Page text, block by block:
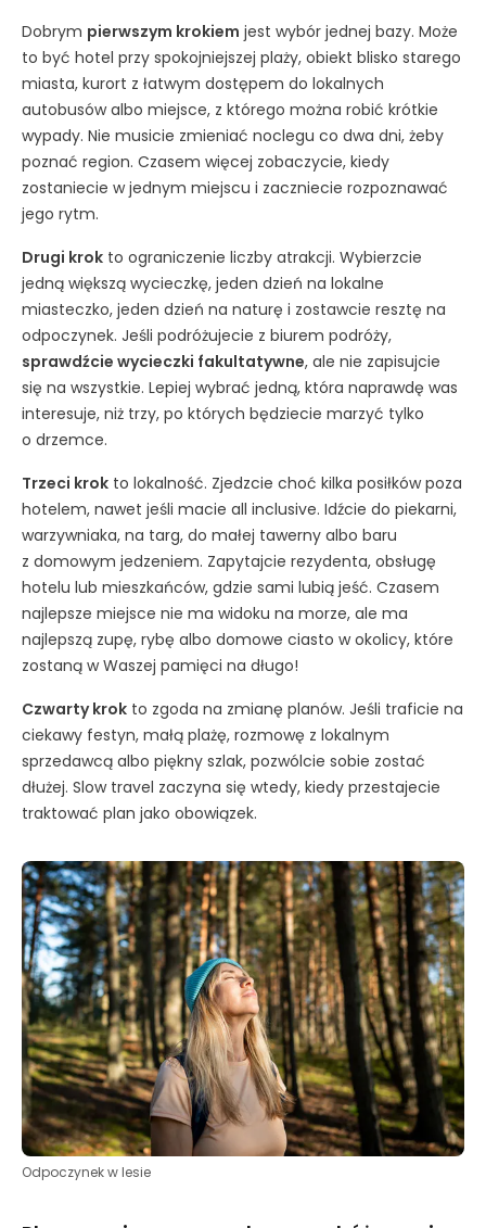
Dobrym pierwszym krokiem jest wybór jednej bazy. Może
to być hotel przy spokojniejszej plaży, obiekt blisko starego
miasta, kurort z łatwym dostępem do lokalnych
autobusów albo miejsce, z którego można robić krótkie
wypady. Nie musicie zmieniać noclegu co dwa dni, żeby
poznać region. Czasem więcej zobaczycie, kiedy
zostaniecie w jednym miejscu i zaczniecie rozpoznawać
jego rytm.
Drugi krok to ograniczenie liczby atrakcji. Wybierzcie
jedną większą wycieczkę, jeden dzień na lokalne
miasteczko, jeden dzień na naturę i zostawcie resztę na
odpoczynek. Jeśli podróżujecie z biurem podróży,
sprawdźcie wycieczki fakultatywne, ale nie zapisujcie
się na wszystkie. Lepiej wybrać jedną, która naprawdę was
interesuje, niż trzy, po których będziecie marzyć tylko
o drzemce.
Trzeci krok to lokalność. Zjedzcie choć kilka posiłków poza
hotelem, nawet jeśli macie all inclusive. Idźcie do piekarni,
warzywniaka, na targ, do małej tawerny albo baru
z domowym jedzeniem. Zapytajcie rezydenta, obsługę
hotelu lub mieszkańców, gdzie sami lubią jeść. Czasem
najlepsze miejsce nie ma widoku na morze, ale ma
najlepszą zupę, rybę albo domowe ciasto w okolicy, które
zostaną w Waszej pamięci na długo!
Czwarty krok to zgoda na zmianę planów. Jeśli traficie na
ciekawy festyn, małą plażę, rozmowę z lokalnym
sprzedawcą albo piękny szlak, pozwólcie sobie zostać
dłużej. Slow travel zaczyna się wtedy, kiedy przestajecie
traktować plan jako obowiązek.
Odpoczynek w lesie